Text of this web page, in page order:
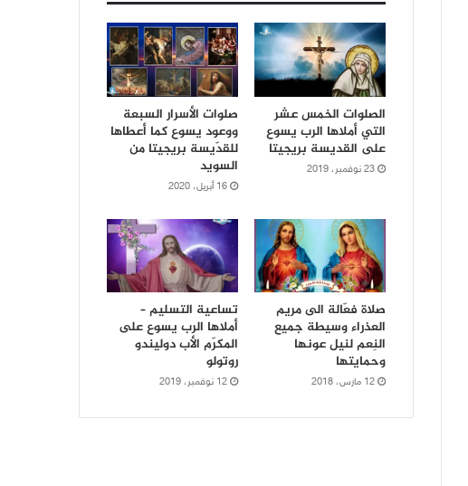
الصلوات الخمس عشر
التي أملاها الرب يسوع
على القديسة بريجيتا
23 نوفمبر، 2019
صلوات الأسرار السبعة
ووعود يسوع كما أعطاها
للقدّيسة بريجيتا من
السويد
16 أبريل، 2020
صلاة فعّالة الى مريم
العذراء وسيطة جميع
النِعم لنيل عونها
وحمايتها
12 مارس، 2018
تساعية التسليم –
أملاها الرب يسوع على
المكرّم الأب دوليندو
روتولو
12 نوفمبر، 2019